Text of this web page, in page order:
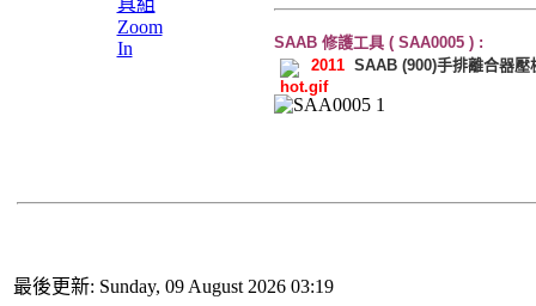
Zoom
In
SAAB 修護工具 ( SAA0005 ) :
2011 SAAB (900)手排離合器壓
最後更新: Sunday, 09 August 2026 03:19